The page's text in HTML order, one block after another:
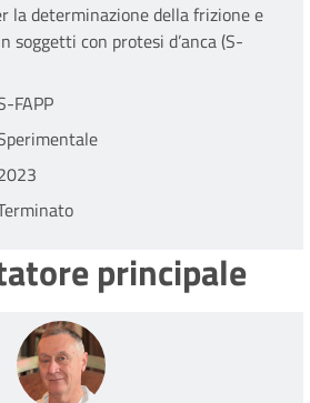
la determinazione della frizione e
soggetti con protesi d’anca (S-
FAPP
principale